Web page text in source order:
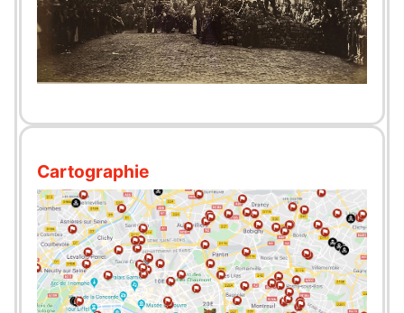
Cartographie